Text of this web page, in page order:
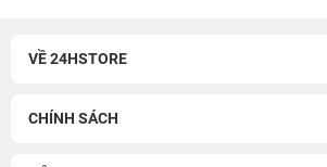
VỀ 24HSTORE
CHÍNH SÁCH